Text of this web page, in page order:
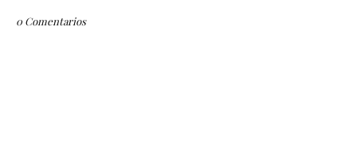
0 Comentarios